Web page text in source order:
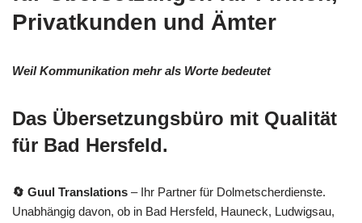
Privatkunden und Ämter
Weil Kommunikation mehr als Worte bedeutet
Das Übersetzungsbüro mit Qualität
für Bad Hersfeld.
🔄 Guul Translations – Ihr Partner für Dolmetscherdienste.
Unabhängig davon, ob in Bad Hersfeld, Hauneck, Ludwigsau,